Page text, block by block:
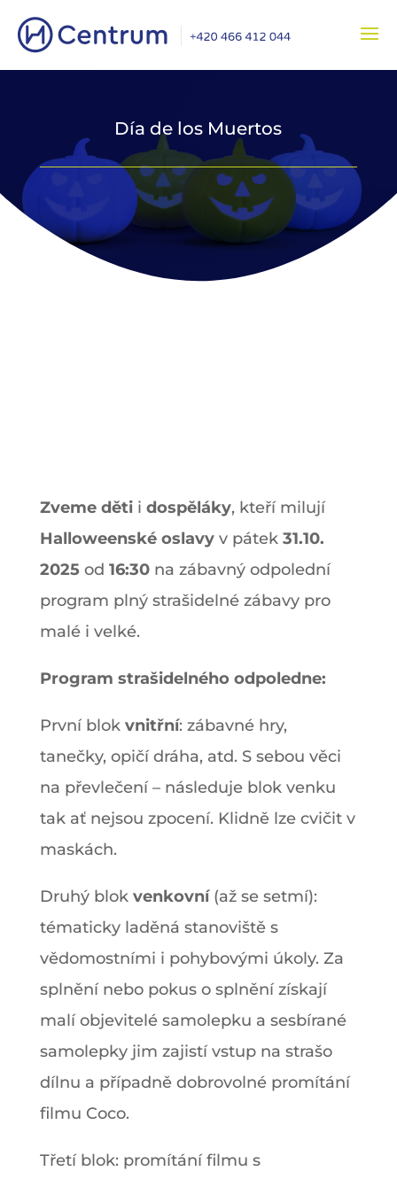
Día de los Muertos
Zveme dětii dospěláky, kteří milují
Halloweenské oslavyv pátek 31.10.
2025 od 16:30na zábavný odpolední
program plný strašidelné zábavy pro
malé i velké.
Program strašidelného odpoledne:
První blok vnitřní: zábavné hry,
tanečky, opičí dráha, atd. S sebou věci
na převlečení – následuje blok venku
tak ať nejsou zpocení. Klidně lze cvičit v
maskách.
Druhý blok venkovní (až se setmí):
tématicky laděná stanoviště s
vědomostními i pohybovými úkoly. Za
splnění nebo pokus o splnění získají
malí objevitelé samolepku a sesbírané
samolepky jim zajistí vstup na strašo
dílnu a případně dobrovolné promítání
filmu Coco.
Třetí blok: promítání filmu s